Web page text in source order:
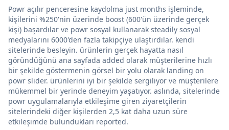
Powr açılır penceresine kaydolma just months işleminde,
kişilerini %250'nin üzerinde boost (600'ün üzerinde gerçek
kişi) başardılar ve powr sosyal kullanarak steadily sosyal
medyalarını 6000'den fazla takipçiye ulaştırdılar. kendi
sitelerinde besleyin. ürünlerin gerçek hayatta nasıl
göründüğünü ana sayfada added olarak müşterilerine hızlı
bir şekilde göstermenin görsel bir yolu olarak landing on
powr slider. ürünlerini iyi bir şekilde sergiliyor ve müşterilere
mükemmel bir yerinde deneyim yaşatıyor. aslında, sitelerinde
powr uygulamalarıyla etkileşime giren ziyaretçilerin
sitelerindeki diğer kişilerden 2,5 kat daha uzun süre
etkileşimde bulundukları reported.